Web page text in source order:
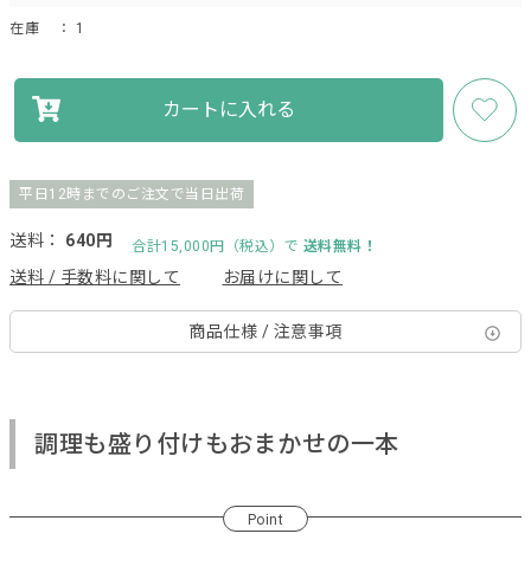
在庫 ： 1
カートに入れる
平日12時までのご注文で当日出荷
送料： 640円 合計15,000円（税込）で 送料無料！
送料 / 手数料に関して お届けに関して
商品仕様 / 注意事項
調理も盛り付けもおまかせの一本
Point